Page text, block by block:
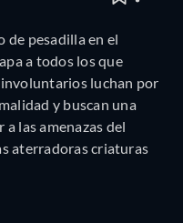
de pesadilla en el
a todos los que
luchan por
y buscan una
las amenazas del
aterradoras criaturas